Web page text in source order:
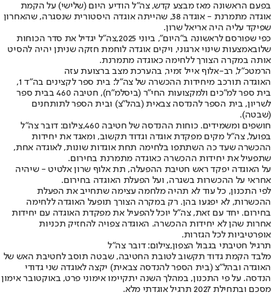
בפעם הראשונה מאז מבצע קדש, צה"ל הודיע היום (שלישי) על הקמת
אוגדה מתמרנת - אוגדה 38, שהייתה אוגדה היסטורית שנסגרה, שהאחרון
שפיקד עליה היה אריאל שרון.
כפי שפורסם לראשונה ב"היום", ביוני 2025,
צה"ל יגדיל את סדר הכוחות
שלובאמצעות שינוי ארגוני, ויקים אוגדה לוחמת חזקה שניתן יהיה להסיט
אותה במקרה הצורך ללחימה כאוגדה מתמרנת.
הרמטכ״ל, רב-אלוף אייל זמיר, בהערכת מצב ברצועת עזה
האוגדה תורכב מיחידות ההכשרה של צה״ל: בית ספר לקצינים בה״ד 1,
בית ספר למ״כים ולמקצועות החי״ר (ביסלמ״ח), חטיבה 460 בבית ספר
לשריון, בית הספר להנדסה צבאית (בהל״צ) ובית הספר לתותחנים
(שבטה).
חושפים ומשמידים. כוחות ההנדסה של חטיבה 460,צילום: דובר צה"ל
בפועל, צה״ל מקים מפקדת אוגדה וגדוד תקשוב, ומאגד את יחידות
ההכשרה שעד כה השתתפו בלחימה תחת אוגדות שונות, לאוגדה אחת,
שתפעיל את יחידות ההכשרה כאוגדה מתמרנת בחירום.
על האוגדה יפקד ראש חטיבת ההפעלה, תת אלוף שרון אלטיט - שיהיה
אחראי על ההכשרות בשגרה, ועל הפעלת האוגדה בחירום.
לפי התכנון, כל עוד לא תהיה מלחמה עצימה שתחייב את הפעלת
ההכשרות, לא יפגעו בהן. רק במקרה הצורך תופעל האוגדה ללחימה
בחירום. יחד עם זאת, צה״ל יוכל להפעיל את מפקדת האוגדה עם יחידות
אחרות שהן לא יחידות ההכשרה. האוגדה צפויה להחזיק תכניות
אופרטיביות לכל הגזרות.
תרגיל חטיבתי בגבול הצפון,צילום: דובר צה"ל
מלבד הקמת גדוד תקשוב לטובת החטיבה, שבטה תוסב לחטיבת האש של
האוגדה ובהל״צ (בית הספר להנדסה צבאית) יקצה לאוגדה שני גדודי
הנדסה. על פי התכנון, במהלך השנה יתקיימו אימוני פרט, באוקטובר אימון
מסכם ובתחילת 2027 תרגיל אוגדתי מלא.